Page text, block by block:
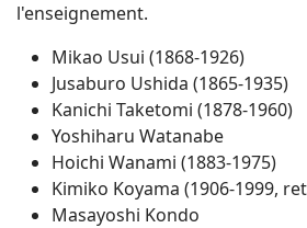
l'enseignement.
Mikao Usui (1868-1926)
Jusaburo Ushida (1865-1935)
Kanichi Taketomi (1878-1960)
Yoshiharu Watanabe
Hoichi Wanami (1883-1975)
Kimiko Koyama (1906-1999,
Masayoshi Kondo